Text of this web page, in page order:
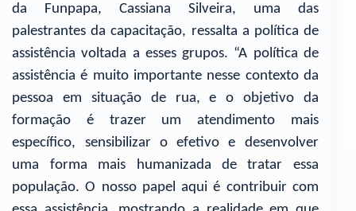
da Funpapa, Cassiana Silveira, uma das
palestrantes da capacitação, ressalta a política de
assistência voltada a esses grupos. “A política de
assistência é muito importante nesse contexto da
pessoa em situação de rua, e o objetivo da
formação é trazer um atendimento mais
específico, sensibilizar o efetivo e desenvolver
uma forma mais humanizada de tratar essa
população. O nosso papel aqui é contribuir com